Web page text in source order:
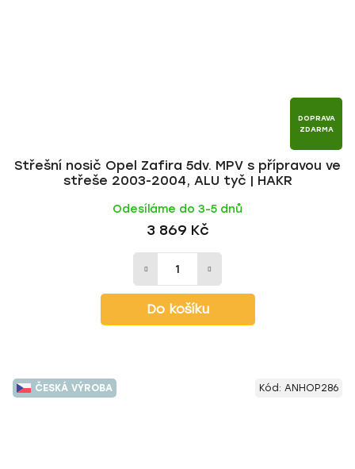
DOPRAVA
ZDARMA
Střešní nosič Opel Zafira 5dv. MPV s přípravou ve
střeše 2003-2004, ALU tyč | HAKR
Odesíláme do 3-5 dnů
3 869 Kč
Do košíku
ČESKÁ VÝROBA Kód: ANHOP286